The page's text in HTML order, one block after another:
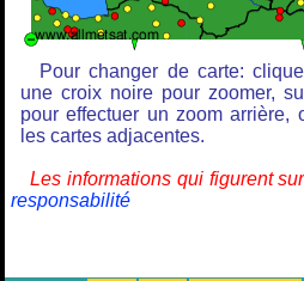
Pour changer de carte:
une croix noire pour zoomer,
pour effectuer un zoom arrière,
les cartes adjacentes.
Les informations qui figurent
responsabilité